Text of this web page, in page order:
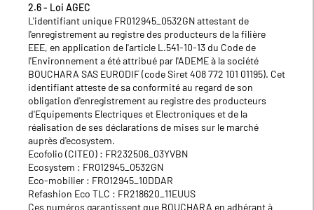
2.6 - Loi AGEC
L'identifiant unique FR012945_0532GN attestant de
l'enregistrement au registre des producteurs de la filière
EEE, en application de l'article L.541-10-13 du Code de
l'Environnement a été attribué par l'ADEME à la société
BOUCHARA SAS EURODIF (code Siret 408 772 101 01195). Cet
identifiant atteste de sa conformité au regard de son
obligation d'enregistrement au registre des producteurs
d'Equipements Electriques et Electroniques et de la
réalisation de ses déclarations de mises sur le marché
auprès d'ecosystem.
Ecofolio (CITEO) : FR232506_03YVBN
Ecosystem : FR012945_0532GN
Eco-mobilier : FR012945_10DDAR
Refashion Eco TLC : FR218620_11EUUS
Ces numéros garantissent que BOUCHARA en adhérant à